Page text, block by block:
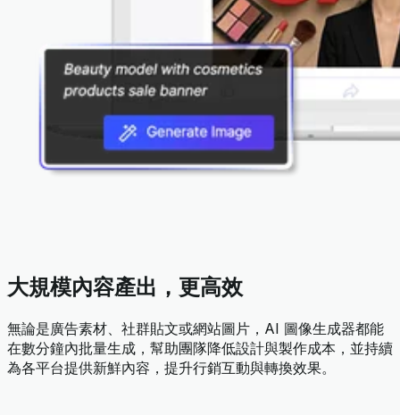
大規模內容產出，更高效
無論是廣告素材、社群貼文或網站圖片，AI 圖像生成器都能
在數分鐘內批量生成，幫助團隊降低設計與製作成本，並持續
為各平台提供新鮮內容，提升行銷互動與轉換效果。